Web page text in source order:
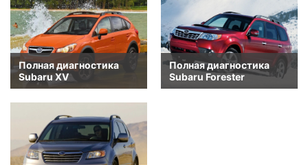
Полная диагностика
Subaru XV
Полная диагностика
Subaru Forester